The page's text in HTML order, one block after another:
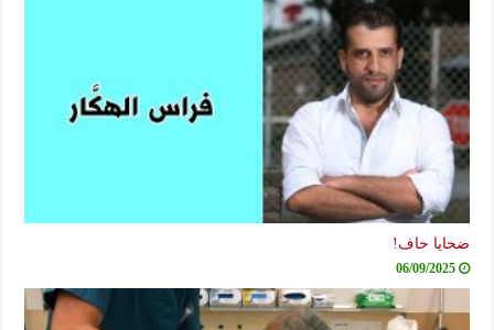
ضحايا حاف!
06/09/2025